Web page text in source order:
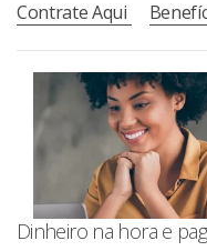
Contrate Aqui
Dinheiro na hora e